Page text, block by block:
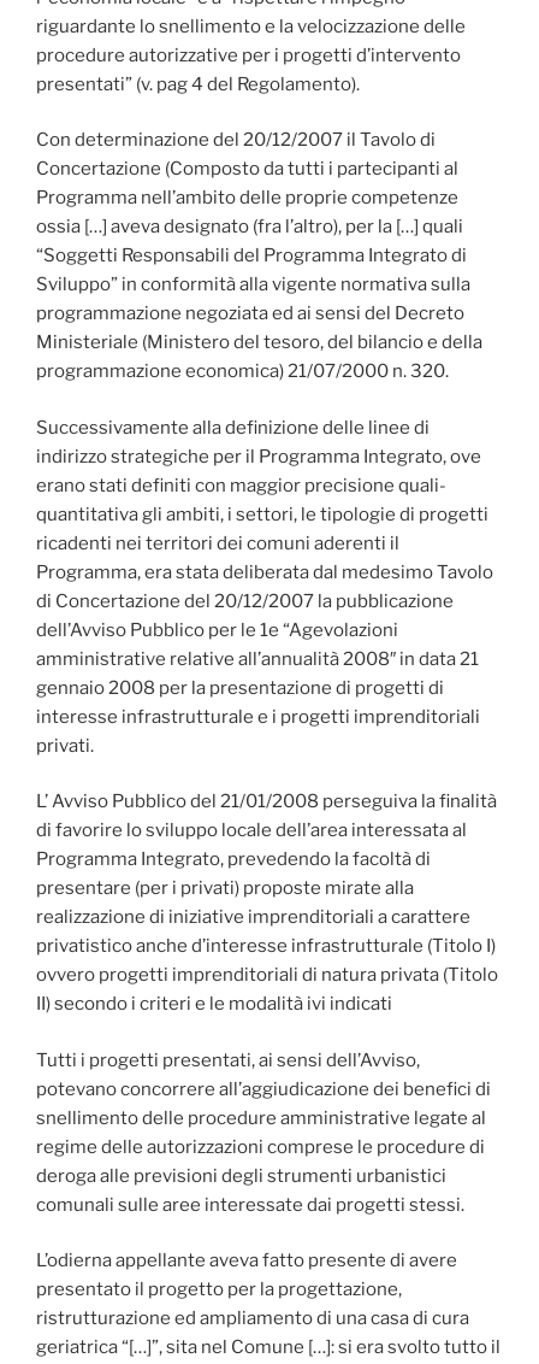
riguardante lo snellimento e la velocizzazione delle
procedure autorizzative per i progetti d’intervento
presentati” (v. pag 4 del Regolamento).
Con determinazione del 20/12/2007 il Tavolo di
Concertazione (Composto da tutti i partecipanti al
Programma nell’ambito delle proprie competenze
ossia […] aveva designato (fra l’altro), per la […] quali
“Soggetti Responsabili del Programma Integrato di
Sviluppo” in conformità alla vigente normativa sulla
programmazione negoziata ed ai sensi del Decreto
Ministeriale (Ministero del tesoro, del bilancio e della
programmazione economica) 21/07/2000 n. 320.
Successivamente alla definizione delle linee di
indirizzo strategiche per il Programma Integrato, ove
erano stati definiti con maggior precisione quali-
quantitativa gli ambiti, i settori, le tipologie di progetti
ricadenti nei territori dei comuni aderenti il
Programma, era stata deliberata dal medesimo Tavolo
di Concertazione del 20/12/2007 la pubblicazione
dell’Avviso Pubblico per le 1e “Agevolazioni
amministrative relative all’annualità 2008″ in data 21
gennaio 2008 per la presentazione di progetti di
interesse infrastrutturale e i progetti imprenditoriali
privati.
L’ Avviso Pubblico del 21/01/2008 perseguiva la finalità
di favorire lo sviluppo locale dell’area interessata al
Programma Integrato, prevedendo la facoltà di
presentare (per i privati) proposte mirate alla
realizzazione di iniziative imprenditoriali a carattere
privatistico anche d’interesse infrastrutturale (Titolo I)
ovvero progetti imprenditoriali di natura privata (Titolo
II) secondo i criteri e le modalità ivi indicati
Tutti i progetti presentati, ai sensi dell’Avviso,
potevano concorrere all’aggiudicazione dei benefici di
snellimento delle procedure amministrative legate al
regime delle autorizzazioni comprese le procedure di
deroga alle previsioni degli strumenti urbanistici
comunali sulle aree interessate dai progetti stessi.
L’odierna appellante aveva fatto presente di avere
presentato il progetto per la progettazione,
ristrutturazione ed ampliamento di una casa di cura
geriatrica “[…]”, sita nel Comune […]: si era svolto tutto il